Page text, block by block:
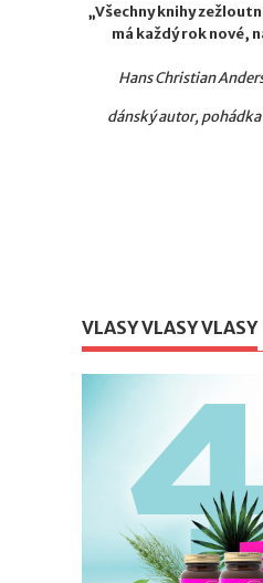
„Všechny knihy
má každý rok nové,
Hans Christian
dánský autor,
VLASY VLASY VLASY